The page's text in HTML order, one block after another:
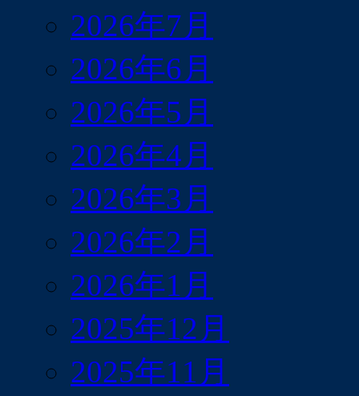
2026年7月
2026年6月
2026年5月
2026年4月
2026年3月
2026年2月
2026年1月
2025年12月
2025年11月